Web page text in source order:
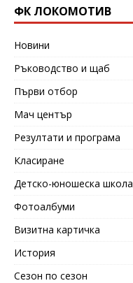
ФК ЛОКОМОТИВ
Новини
Ръководство и щаб
Първи отбор
Мач център
Резултати и програма
Класиране
Детско-юношеска школа
Фотоалбуми
Визитна картичка
История
Сезон по сезон